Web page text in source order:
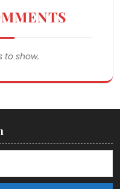
to show.